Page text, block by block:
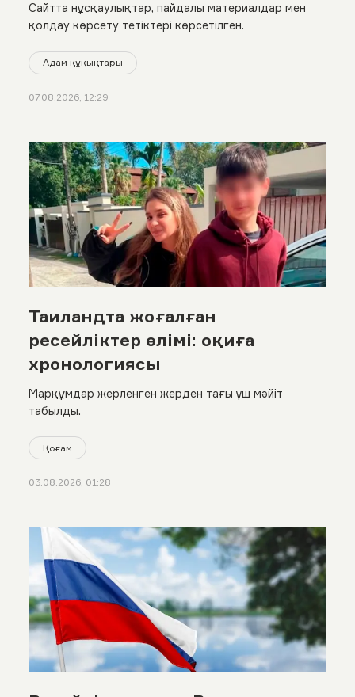
Сайтта нұсқаулықтар, пайдалы материалдар мен
қолдау көрсету тетіктері көрсетілген.
Адам құқықтары
07.08.2026, 12:29
Таиландта жоғалған
ресейліктер өлімі: оқиға
хронологиясы
Марқұмдар жерленген жерден тағы үш мәйіт
табылды.
Қоғам
03.08.2026, 01:28